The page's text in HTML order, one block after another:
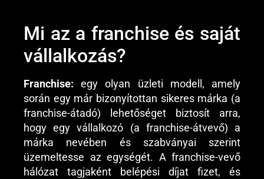
Mi az a franchise és saját
vállalkozás?
Franchise: egy olyan üzleti modell, amely
során egy már bizonyítottan sikeres márka (a
franchise-átadó) lehetőséget biztosít arra,
hogy egy vállalkozó (a franchise-átvevő) a
márka nevében és szabványai szerint
üzemeltesse az egységét. A franchise-vevő
hálózat tagjaként belépési díjat fizet, és